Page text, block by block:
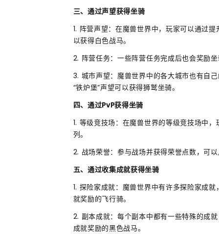
三、通过声望获得坐骑
1. 阵营声望：在魔兽世界中，玩家可以通过
以获得白色战马。
2. 阵营任务：一些阵营任务完成后也会奖励
3. 城市声望：魔兽世界中的各大城市也有自
“铁炉堡”声望可以获得狮鹫坐骑。
四、通过PvP获得坐骑
1. 等级竞技场：在魔兽世界的等级竞技场中
列。
2. 战场荣誉：参与战场并获得荣誉点数，可
五、通过收集成就获得坐骑
1. 探险家成就：魔兽世界中有许多探险家成
就奖励的飞行骑。
2. 副本成就：每个副本中都有一些特殊的成
成就奖励的黑色战马。